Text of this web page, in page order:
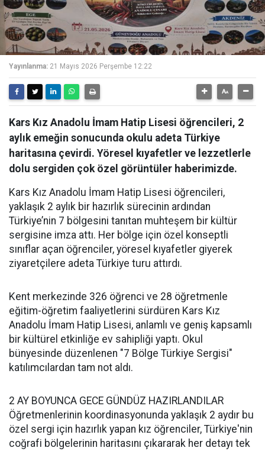
Yayınlanma: 21 Mayıs 2026 Perşembe 12:22
Kars Kız Anadolu İmam Hatip Lisesi öğrencileri, 2
aylık emeğin sonucunda okulu adeta Türkiye
haritasına çevirdi. Yöresel kıyafetler ve lezzetlerle
dolu sergiden çok özel görüntüler haberimizde.
Kars Kız Anadolu İmam Hatip Lisesi öğrencileri,
yaklaşık 2 aylık bir hazırlık sürecinin ardından
Türkiye’nin 7 bölgesini tanıtan muhteşem bir kültür
sergisine imza attı. Her bölge için özel konseptli
sınıflar açan öğrenciler, yöresel kıyafetler giyerek
ziyaretçilere adeta Türkiye turu attırdı.
Kent merkezinde 326 öğrenci ve 28 öğretmenle
eğitim-öğretim faaliyetlerini sürdüren Kars Kız
Anadolu İmam Hatip Lisesi, anlamlı ve geniş kapsamlı
bir kültürel etkinliğe ev sahipliği yaptı. Okul
bünyesinde düzenlenen "7 Bölge Türkiye Sergisi"
katılımcılardan tam not aldı.
2 AY BOYUNCA GECE GÜNDÜZ HAZIRLANDILAR
Öğretmenlerinin koordinasyonunda yaklaşık 2 aydır bu
özel sergi için hazırlık yapan kız öğrenciler, Türkiye'nin
coğrafi bölgelerinin haritasını çıkararak her detayı tek